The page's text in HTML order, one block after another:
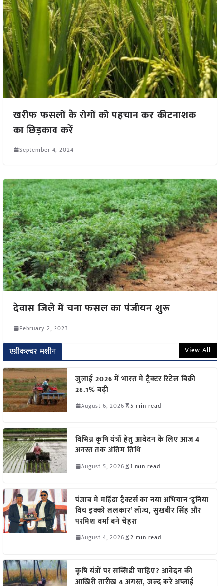
खरीफ फसलों के रोगों को पहचान कर कीटनाशक
का छिड़काव करें
September 4, 2024
देवास जिले में चना फसल का पंजीयन शुरू
February 2, 2023
एग्रीकल्चर मशीन View All
जुलाई 2026 में भारत में ट्रैक्टर रिटेल बिक्री
28.1% बढ़ी
August 6, 2026 5 min read
विभिन्न कृषि यंत्रों हेतु आवेदन के लिए आज 4
अगस्त तक अंतिम तिथि
August 5, 2026 1 min read
पंजाब में महिंद्रा ट्रैक्टर्स का नया अभियान ‘दुनिया
विच इक्को ललकार’ लॉन्च, सुखबीर सिंह और
परमिश वर्मा बने चेहरा
August 4, 2026 2 min read
कृषि यंत्रों पर सब्सिडी चाहिए? आवेदन की
आखिरी तारीख 4 अगस्त, जल्द करें अप्लाई